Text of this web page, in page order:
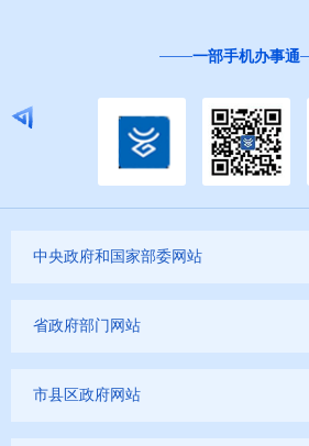
一部手机办事通
中央政府和国家部委网站
省政府部门网站
市县区政府网站